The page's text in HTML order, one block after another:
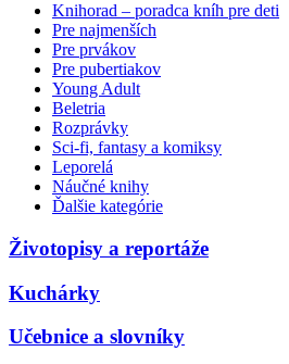
Knihorad – poradca kníh pre deti
Pre najmenších
Pre prvákov
Pre pubertiakov
Young Adult
Beletria
Rozprávky
Sci-fi, fantasy a komiksy
Leporelá
Náučné knihy
Ďalšie kategórie
Životopisy a reportáže
Kuchárky
Učebnice a slovníky